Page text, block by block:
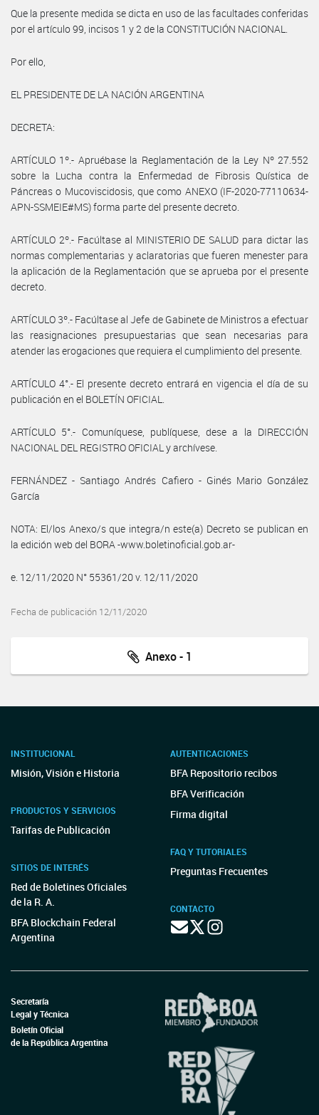
Que la presente medida se dicta en uso de las facultades conferidas
por el artículo 99, incisos 1 y 2 de la CONSTITUCIÓN NACIONAL.
Por ello,
EL PRESIDENTE DE LA NACIÓN ARGENTINA
DECRETA:
ARTÍCULO 1º.- Apruébase la Reglamentación de la Ley Nº 27.552
sobre la Lucha contra la Enfermedad de Fibrosis Quística de
Páncreas o Mucoviscidosis, que como ANEXO (IF-2020-77110634-
APN-SSMEIE#MS) forma parte del presente decreto.
ARTÍCULO 2º.- Facúltase al MINISTERIO DE SALUD para dictar las
normas complementarias y aclaratorias que fueren menester para
la aplicación de la Reglamentación que se aprueba por el presente
decreto.
ARTÍCULO 3º.- Facúltase al Jefe de Gabinete de Ministros a efectuar
las reasignaciones presupuestarias que sean necesarias para
atender las erogaciones que requiera el cumplimiento del presente.
ARTÍCULO 4°.- El presente decreto entrará en vigencia el día de su
publicación en el BOLETÍN OFICIAL.
ARTÍCULO 5°.- Comuníquese, publíquese, dese a la DIRECCIÓN
NACIONAL DEL REGISTRO OFICIAL y archívese.
FERNÁNDEZ - Santiago Andrés Cafiero - Ginés Mario González
García
NOTA: El/los Anexo/s que integra/n este(a) Decreto se publican en
la edición web del BORA -www.boletinoficial.gob.ar-
e. 12/11/2020 N° 55361/20 v. 12/11/2020
Fecha de publicación 12/11/2020
Anexo - 1
INSTITUCIONAL
Misión, Visión e Historia
PRODUCTOS Y SERVICIOS
Tarifas de Publicación
SITIOS DE INTERÉS
Red de Boletines Oficiales
de la R. A.
BFA Blockchain Federal
Argentina
AUTENTICACIONES
BFA Repositorio recibos
BFA Verificación
Firma digital
FAQ Y TUTORIALES
Preguntas Frecuentes
CONTACTO
Secretaría
Legal y Técnica
Boletín Oficial
de la República Argentina